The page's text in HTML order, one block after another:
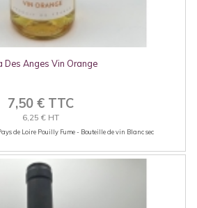
Des Anges Vin Orange
7,50 € TTC
6,25 € HT
de Loire Pouilly Fume - Bouteille de vin Blanc sec